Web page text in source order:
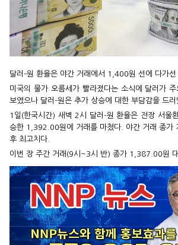
달러-원 환율은 야간 거래에서 1,400원 선에 다가선
미국의 물가 오름세가 빨라졌다는 소식에 달러가
보였으나 달러-원은 추가 상승에 대한 부담감을 드러
1일(한국시간) 새벽 2시 달러-원 환율은 전장 서울
승한 1,392.00원에 거래를 마쳤다. 야간 거래 종가
후 최고치다.
이번 장 주간 거래(9시~3시 반) 종가 1,387.00원